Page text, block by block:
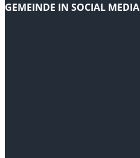
GEMEINDE IN SOCIAL MEDIA